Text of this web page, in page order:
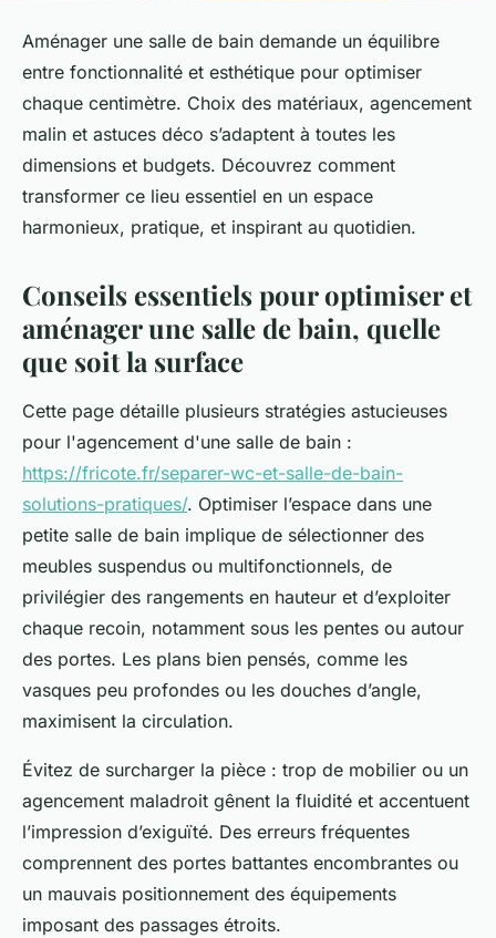
Aménager une salle de bain demande un équilibre
entre fonctionnalité et esthétique pour optimiser
chaque centimètre. Choix des matériaux, agencement
malin et astuces déco s’adaptent à toutes les
dimensions et budgets. Découvrez comment
transformer ce lieu essentiel en un espace
harmonieux, pratique, et inspirant au quotidien.
Conseils essentiels pour optimiser et
aménager une salle de bain, quelle
que soit la surface
Cette page détaille plusieurs stratégies astucieuses
pour l'agencement d'une salle de bain :
https://fricote.fr/separer-wc-et-salle-de-bain-
solutions-pratiques/. Optimiser l’espace dans une
petite salle de bain implique de sélectionner des
meubles suspendus ou multifonctionnels, de
privilégier des rangements en hauteur et d’exploiter
chaque recoin, notamment sous les pentes ou autour
des portes. Les plans bien pensés, comme les
vasques peu profondes ou les douches d’angle,
maximisent la circulation.
Évitez de surcharger la pièce : trop de mobilier ou un
agencement maladroit gênent la fluidité et accentuent
l’impression d’exiguïté. Des erreurs fréquentes
comprennent des portes battantes encombrantes ou
un mauvais positionnement des équipements
imposant des passages étroits.